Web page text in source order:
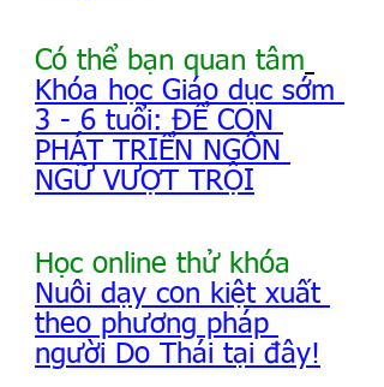
Có thể bạn quan tâm
Khóa học Giáo dục sớm
3 - 6 tuổi: ĐỂ CON
PHÁT TRIỂN NGÔN
NGỮ VƯỢT TRỘI
Học online thử khóa
Nuôi dạy con kiệt xuất
theo phương pháp
người Do Thái tại đây!